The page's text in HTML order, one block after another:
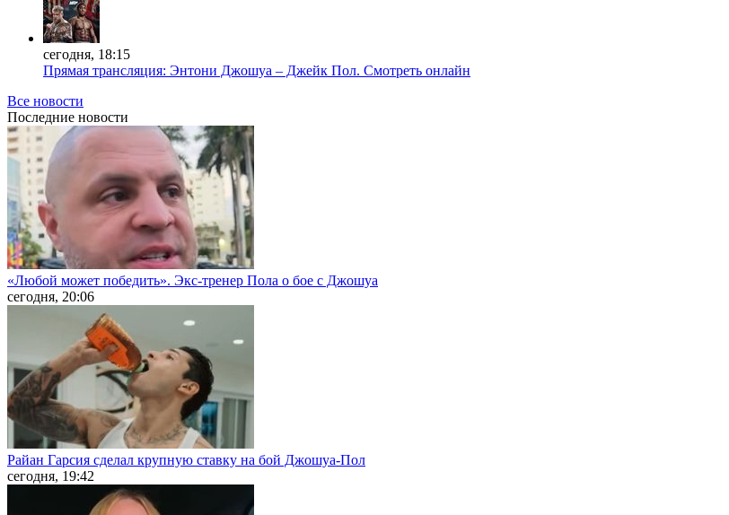
сегодня, 18:15
Прямая трансляция: Энтони Джошуа – Джейк Пол. Смотреть онлайн
Все новости
Последние новости
«Любой может победить». Экс-тренер Пола о бое с Джошуа
сегодня, 20:06
Райан Гарсия сделал крупную ставку на бой Джошуа-Пол
сегодня, 19:42